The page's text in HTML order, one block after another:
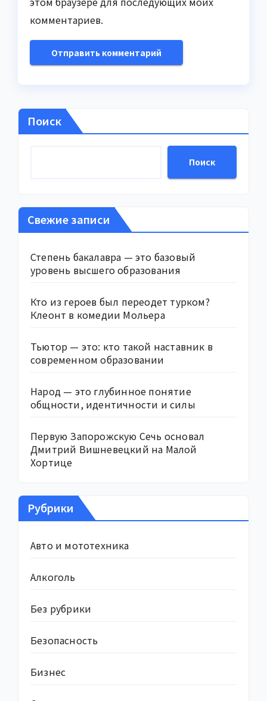
комментариев.
Поиск
Поиск
Свежие записи
Степень бакалавра — это базовый
уровень высшего образования
Кто из героев был переодет турком?
Клеонт в комедии Мольера
Тьютор — это: кто такой наставник в
современном образовании
Народ — это глубинное понятие
общности, идентичности и силы
Первую Запорожскую Сечь основал
Дмитрий Вишневецкий на Малой
Хортице
Рубрики
Авто и мототехника
Алкоголь
Без рубрики
Безопасность
Бизнес